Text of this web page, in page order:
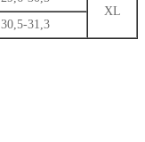
XL
30,5-31,3